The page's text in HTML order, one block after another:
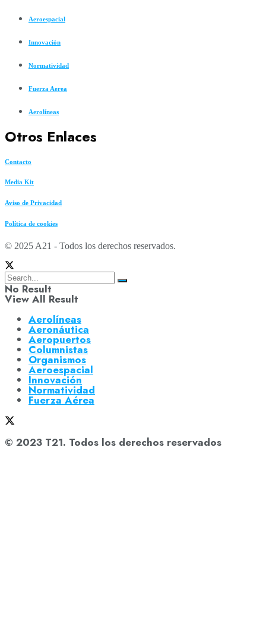
Aeroespacial
Innovación
Normatividad
Fuerza Aerea
Aerolíneas
Otros Enlaces
Contacto
Media Kit
Aviso de Privacidad
Política de cookies
© 2025 A21 - Todos los derechos reservados.
No Result
View All Result
Aerolíneas
Aeronáutica
Aeropuertos
Columnistas
Organismos
Aeroespacial
Innovación
Normatividad
Fuerza Aérea
© 2023 T21. Todos los derechos reservados